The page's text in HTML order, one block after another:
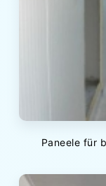
Paneele für